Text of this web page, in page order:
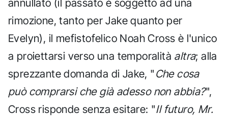
annullato (il passato è soggetto ad una
rimozione, tanto per Jake quanto per
Evelyn), il mefistofelico Noah Cross è l'unico
a proiettarsi verso una temporalità altra; alla
sprezzante domanda di Jake, " Che cosa
può comprarsi che già adesso non abbia?",
Cross risponde senza esitare: "Il futuro, Mr.